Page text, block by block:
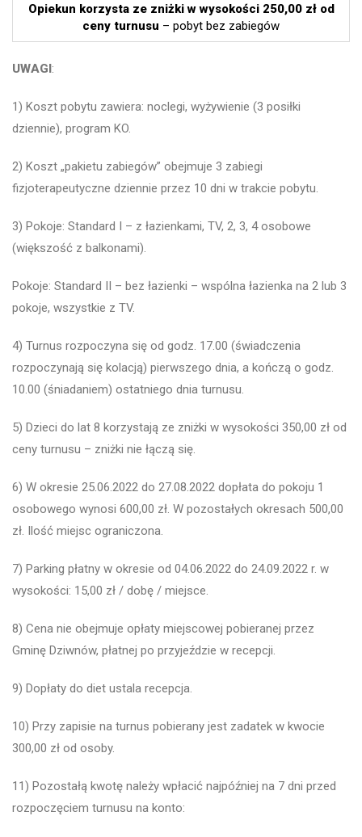
Opiekun korzysta ze zniżki w wysokości 250,00 zł od
ceny turnusu – pobyt bez zabiegów
UWAGI:
1) Koszt pobytu zawiera: noclegi, wyżywienie (3 posiłki
dziennie), program KO.
2) Koszt „pakietu zabiegów” obejmuje 3 zabiegi
fizjoterapeutyczne dziennie przez 10 dni w trakcie pobytu.
3) Pokoje: Standard I – z łazienkami, TV, 2, 3, 4 osobowe
(większość z balkonami).
Pokoje: Standard II – bez łazienki – wspólna łazienka na 2 lub 3
pokoje, wszystkie z TV.
4) Turnus rozpoczyna się od godz. 17.00 (świadczenia
rozpoczynają się kolacją) pierwszego dnia, a kończą o godz.
10.00 (śniadaniem) ostatniego dnia turnusu.
5) Dzieci do lat 8 korzystają ze zniżki w wysokości 350,00 zł od
ceny turnusu – zniżki nie łączą się.
6) W okresie 25.06.2022 do 27.08.2022 dopłata do pokoju 1
osobowego wynosi 600,00 zł. W pozostałych okresach 500,00
zł. Ilość miejsc ograniczona.
7) Parking płatny w okresie od 04.06.2022 do 24.09.2022 r. w
wysokości: 15,00 zł / dobę / miejsce.
8) Cena nie obejmuje opłaty miejscowej pobieranej przez
Gminę Dziwnów, płatnej po przyjeździe w recepcji.
9) Dopłaty do diet ustala recepcja.
10) Przy zapisie na turnus pobierany jest zadatek w kwocie
300,00 zł od osoby.
11) Pozostałą kwotę należy wpłacić najpóźniej na 7 dni przed
rozpoczęciem turnusu na konto: